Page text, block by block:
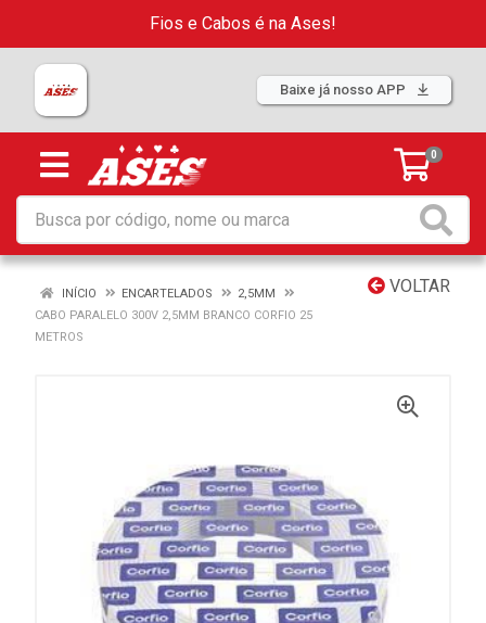
Fios e Cabos é na Ases!
Baixe já nosso APP
0
VOLTAR
INÍCIO ENCARTELADOS
2,5MM
CABO PARALELO 300V 2,5MM BRANCO CORFIO 25
METROS